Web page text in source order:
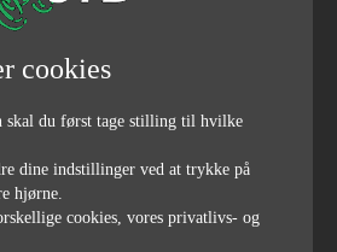
125
cookies
skal du først tage stilling til hvilke
dine indstillinger ved at trykke på
hjørne.
cookies, vores privatlivs- og